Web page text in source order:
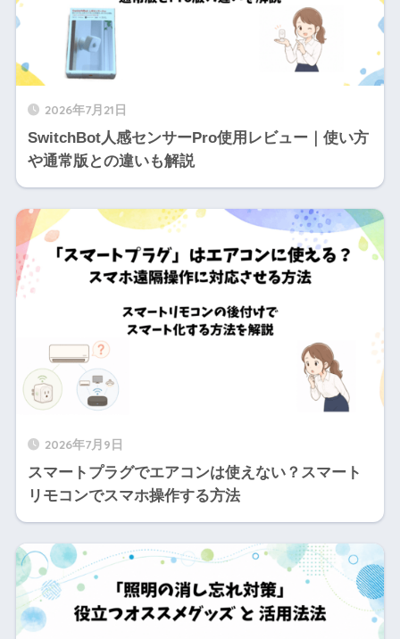
2026年7月21日
SwitchBot人感センサーPro使用レビュー｜使い方
や通常版との違いも解説
2026年7月9日
スマートプラグでエアコンは使えない？スマート
リモコンでスマホ操作する方法